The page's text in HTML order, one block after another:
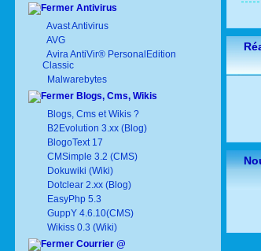
Antivirus
Avast Antivirus
AVG
Avira AntiVir® PersonalEdition
Classic
Malwarebytes
Blogs, Cms, Wikis
Blogs, Cms et Wikis ?
B2Evolution 3.xx (Blog)
BlogoText 17
CMSimple 3.2 (CMS)
Dokuwiki (Wiki)
Dotclear 2.xx (Blog)
EasyPhp 5.3
GuppY 4.6.10(CMS)
Wikiss 0.3 (Wiki)
Courrier @